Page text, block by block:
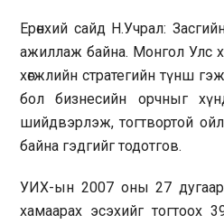
Ерөнхий сайд Н.Учрал:
ажиллаж байна. Монгол Улс
хөгжлийн стратегийн түнш
бол бизнесийн орчныг
шийдвэрлэж, тогтвортой
байна гэдгийг тодотгов.
УИХ-ын 2007 оны 27 дугаар
хамаарах эсэхийг тогтоох